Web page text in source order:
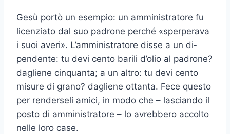
Gesù portò un esempio: un amministratore fu
licenziato dal suo pa­drone perché «sperperava
i suoi averi». L’amministratore disse a un di­
pendente: tu devi cento barili d’olio al padrone?
dagliene cinquanta; a un altro: tu devi cento
misure di grano? dagliene ottanta. Fece questo
per renderseli amici, in modo che – lasciando il
posto di amministratore – lo avrebbero accolto
nelle loro case.